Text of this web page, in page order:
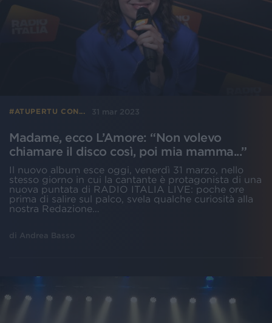
#ATUPERTU CON... 31 mar 2023
Madame, ecco L’Amore: “Non volevo
chiamare il disco così, poi mia mamma...”
Il nuovo album esce oggi, venerdì 31 marzo, nello
stesso giorno in cui la cantante è protagonista di una
nuova puntata di RADIO ITALIA LIVE: poche ore
prima di salire sul palco, svela qualche curiosità alla
nostra Redazione…
di Andrea Basso